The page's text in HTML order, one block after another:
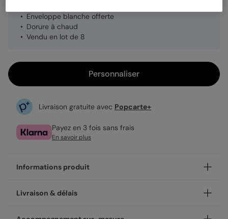
Enveloppe blanche offerte
Dorure à chaud
Vendu en lot de 8
Personnaliser
Livraison gratuite avec Popcarte+
Payez en 3 fois sans frais
En savoir plus
Informations produit
Notre finition dorée sur le modèle Dorure Eucalyptus
Livraison & délais